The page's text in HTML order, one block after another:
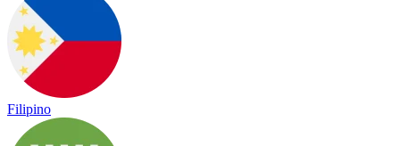
Filipino